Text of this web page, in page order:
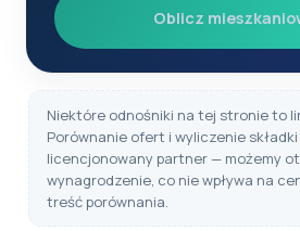
Oblicz
Niektóre odnośniki na tej stronie to
Porównanie ofert i wyliczenie
licencjonowany partner — możemy
wynagrodzenie, co nie wpływa na
treść porównania.